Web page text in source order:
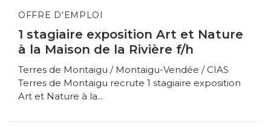
OFFRE D'EMPLOI
1 stagiaire exposition Art et Nature
à la Maison de la Rivière f/h
Terres de Montaigu / Montaigu-Vendée / CIAS
Terres de Montaigu recrute 1 stagiaire exposition
Art et Nature à la...